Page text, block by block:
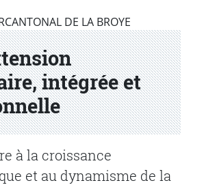
intégrée et
DE LA BROYE
à la croissance
et au dynamisme de la